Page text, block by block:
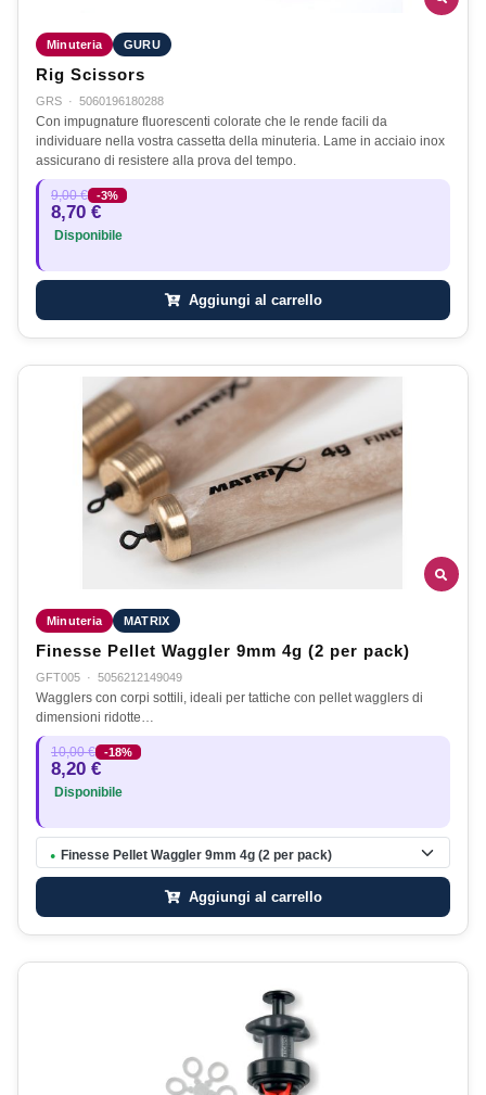
Minuteria GURU
Rig Scissors
GRS · 5060196180288
Con impugnature fluorescenti colorate che le rende facili da
individuare nella vostra cassetta della minuteria. Lame in acciaio inox
assicurano di resistere alla prova del tempo.
9,00 € -3%
8,70 €
Disponibile
Aggiungi al carrello
Minuteria MATRIX
Finesse Pellet Waggler 9mm 4g (2 per pack)
GFT005 · 5056212149049
Wagglers con corpi sottili, ideali per tattiche con pellet wagglers di
dimensioni ridotte…
10,00 € -18%
8,20 €
Disponibile
● Finesse Pellet Waggler 9mm 4g (2 per pack)
Aggiungi al carrello